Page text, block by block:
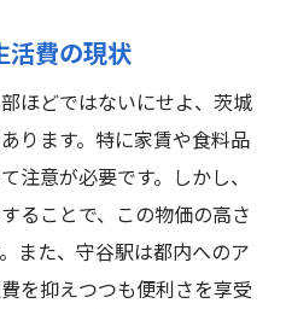
活費の現状
ほどではないにせよ、茨城
ります。特に家賃や食料品
注意が必要です。しかし、
ることで、この物価の高さ
また、守谷駅は都内へのア
を抑えつつも便利さを享受